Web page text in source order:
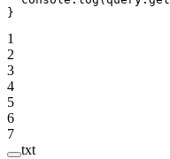
}
1
2
3
4
5
6
7
txt